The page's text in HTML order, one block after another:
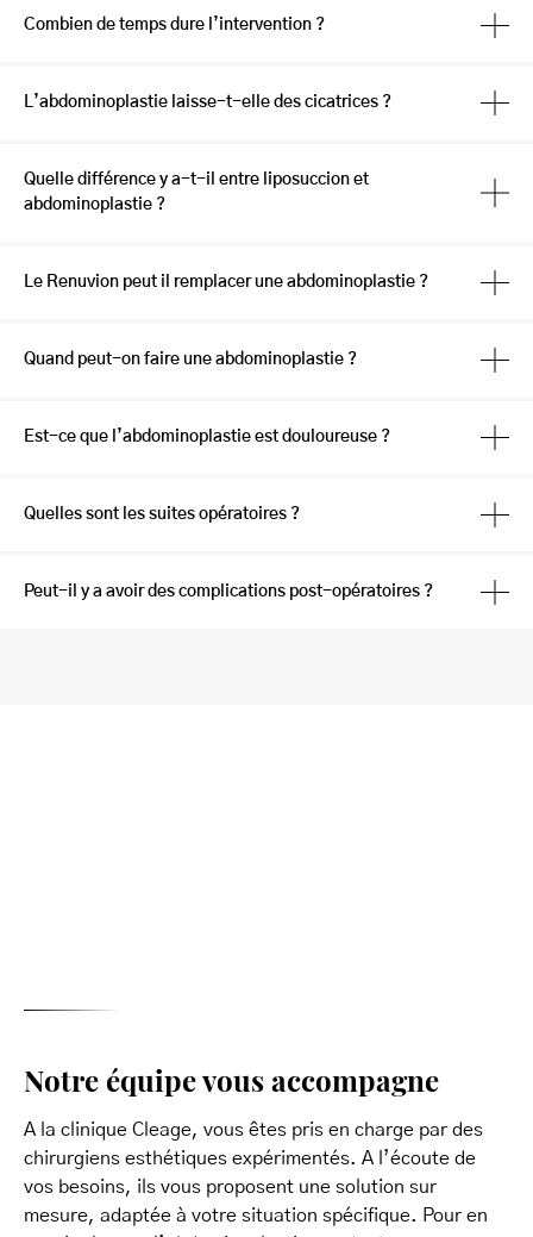
Combien de temps dure l’intervention ?
L’abdominoplastie laisse-t-elle des cicatrices ?
Quelle différence y a-t-il entre liposuccion et
abdominoplastie ?
Le Renuvion peut il remplacer une abdominoplastie ?
Quand peut-on faire une abdominoplastie ?
Est-ce que l’abdominoplastie est douloureuse ?
Quelles sont les suites opératoires ?
Peut-il y a avoir des complications post-opératoires ?
Notre équipe vous accompagne
A la clinique Cleage, vous êtes pris en charge par des
chirurgiens esthétiques expérimentés. A l’écoute de
vos besoins, ils vous proposent une solution sur
mesure, adaptée à votre situation spécifique. Pour en